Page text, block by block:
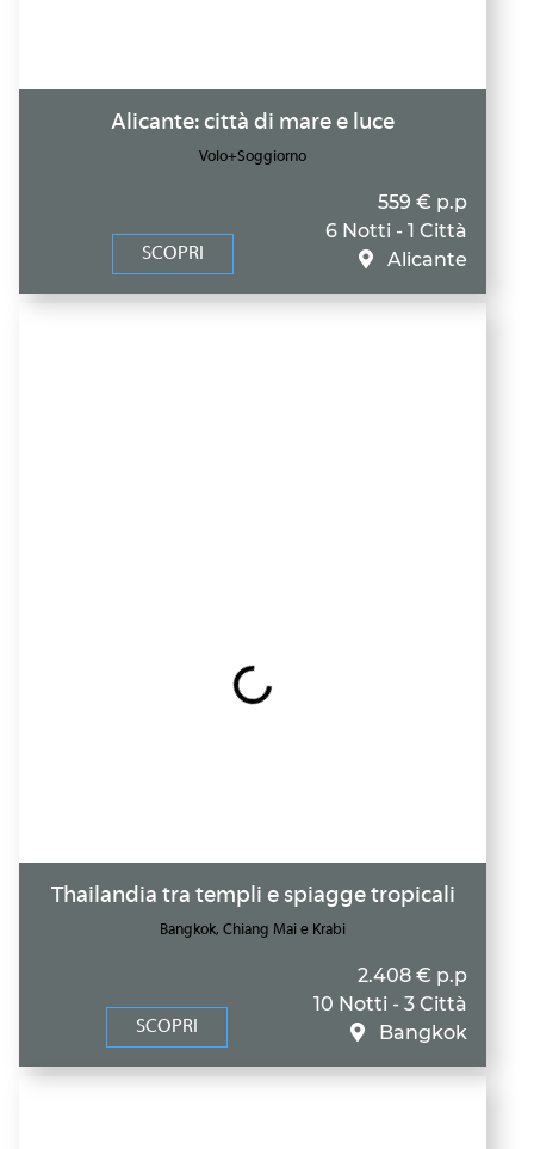
Alicante: città di mare e luce
Volo+Soggiorno
SCOPRI
559 € p.p
6 Notti - 1 Città
Alicante
Thailandia tra templi e spiagge tropicali
Bangkok, Chiang Mai e Krabi
SCOPRI
2.408 € p.p
10 Notti - 3 Città
Bangkok